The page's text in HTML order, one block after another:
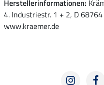
Herstellerinformationen:
4. Industriestr. 1 + 2, D
www.kraemer.de